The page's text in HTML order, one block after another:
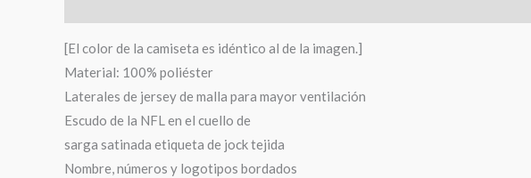
[El color de la camiseta es idéntico al de la imagen.]
Material: 100% poliéster
Laterales de jersey de malla para mayor ventilación
Escudo de la NFL en el cuello de
sarga satinada etiqueta de jock tejida
Nombre, números y logotipos bordados